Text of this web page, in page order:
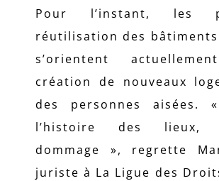
Pour l’instant, les
réutilisation des
s’orientent
création de nouveaux
des personnes aisées.
l’histoire des lieux,
dommage », regrette
juriste à La Ligue des